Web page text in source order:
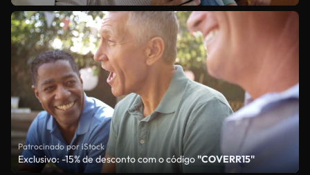
Patrocinado por iStock
Exclusivo: -15% de desconto com o código"COVERR15"